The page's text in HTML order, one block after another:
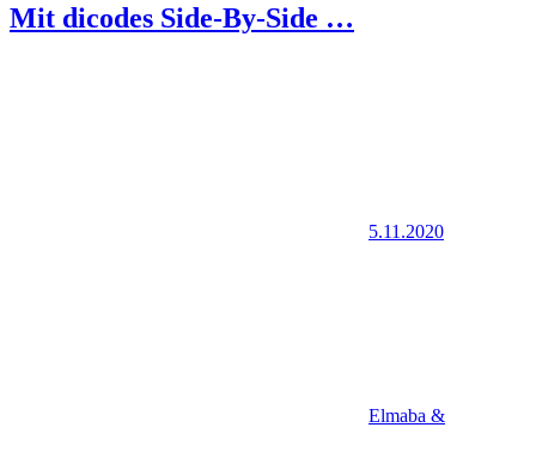
Mit dicodes Side-By-Side …
5.11.2020
Elmaba &